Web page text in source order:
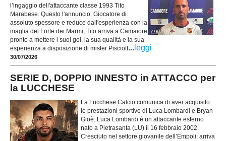
l’ingaggio dell'attaccante classe 1993 Tito
Marabese. Questo l'annuncio: Giocatore di
assoluto spessore e reduce dall'esperienza con la
maglia del Forte dei Marmi, Tito arriva a Camaiore
pronto a mettere i suoi gol, la sua qualità e la sua
esperienza a disposizione di mister Pisciott... leggi
30/07/2026
SERIE D, DOPPIO INNESTO in ATTACCO per
la LUCCHESE
La Lucchese Calcio comunica di aver acquisito
le prestazioni sportive di Luca Lombardi e Bryan
Gioè. Luca Lombardi è un attaccante esterno
nato a Pietrasanta (LU) il 16 febbraio 2002.
Cresciuto nel settore giovanile dell’Empoli, arriva